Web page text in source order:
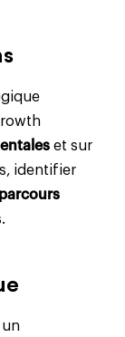
et sur
identifier
un